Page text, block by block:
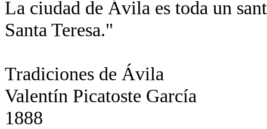
La ciudad de Ávila es toda un
Santa Teresa."
Tradiciones de Ávila
Valentín Picatoste García
1888